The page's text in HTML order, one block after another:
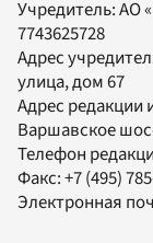
Учредитель:АО
7743625728
Адрес
улица, дом 67
Адрес редакции
Варшавское
Телефон
Факс:+7 (495)
Электронная